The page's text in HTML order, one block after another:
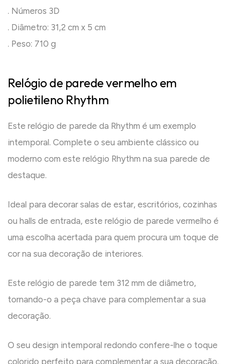
. Números 3D
. Diâmetro: 31,2 cm x 5 cm
. Peso: 710 g
Relógio de parede vermelho em
polietileno Rhythm
Este relógio de parede da Rhythm é um exemplo
intemporal. Complete o seu ambiente clássico ou
moderno com este relógio Rhythm na sua parede de
destaque.
Ideal para decorar salas de estar, escritórios, cozinhas
ou halls de entrada, este relógio de parede vermelho é
uma escolha acertada para quem procura um toque de
cor na sua decoração de interiores.
Este relógio de parede tem 312 mm de diâmetro,
tornando-o a peça chave para complementar a sua
decoração.
O seu design intemporal redondo confere-lhe o toque
colorido perfeito para complementar a sua decoração.